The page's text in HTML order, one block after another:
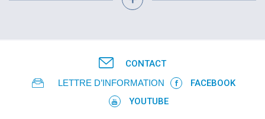
CONTACT
LETTRE D’INFORMATION
FACEBOOK
YOUTUBE